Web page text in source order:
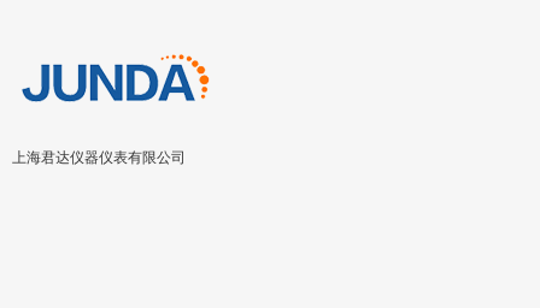
上海君达仪器仪表有限公司